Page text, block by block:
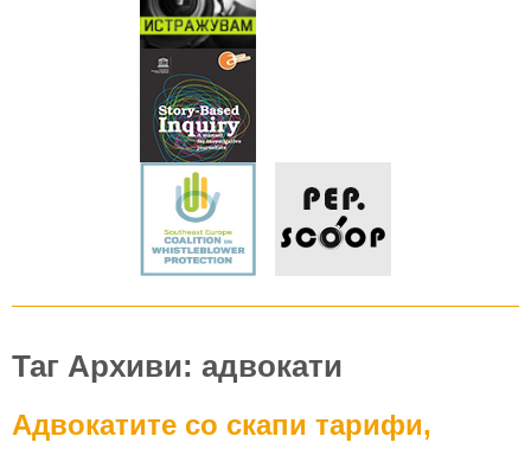
Таг Архиви: адвокати
Адвокатите со скапи тарифи,